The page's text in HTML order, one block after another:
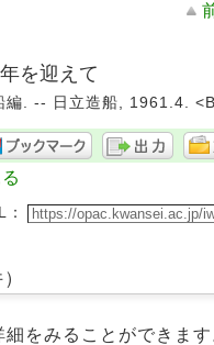
を迎えて
編. -- 日立造船, 1961.4.
をみることができます